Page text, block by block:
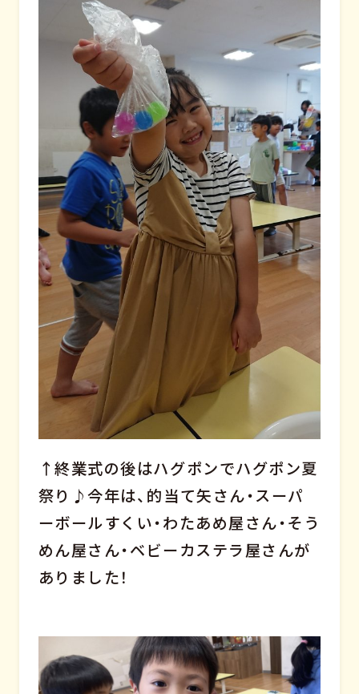
↑終業式の後はハグポンでハグポン夏
祭り♪今年は、的当て矢さん・スーパ
ーボールすくい・わたあめ屋さん・そう
めん屋さん・ベビーカステラ屋さんが
ありました！